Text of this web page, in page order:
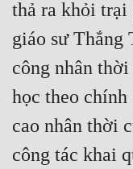
thả ra khỏi trại
giáo sư Thắng
công nhân
học theo chính
cao nhân thời
công tác khai